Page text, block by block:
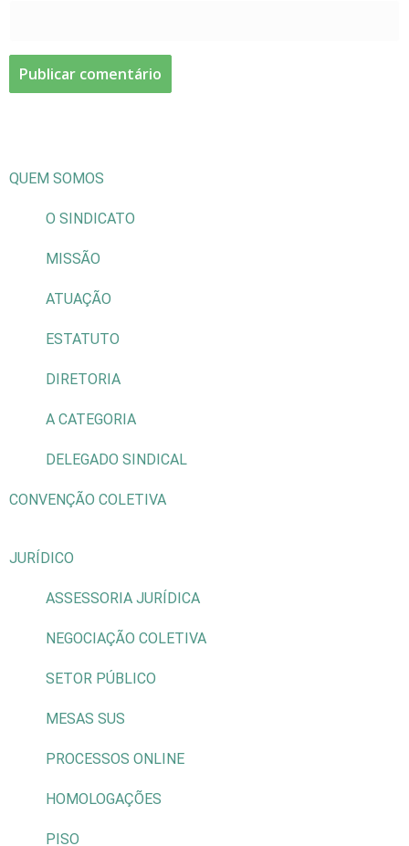
QUEM SOMOS
O SINDICATO
MISSÃO
ATUAÇÃO
ESTATUTO
DIRETORIA
A CATEGORIA
DELEGADO SINDICAL
CONVENÇÃO COLETIVA
JURÍDICO
ASSESSORIA JURÍDICA
NEGOCIAÇÃO COLETIVA
SETOR PÚBLICO
MESAS SUS
PROCESSOS ONLINE
HOMOLOGAÇÕES
PISO